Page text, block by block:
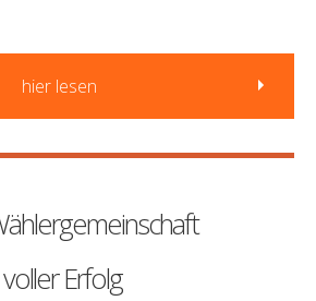
hier lesen
Erfolg